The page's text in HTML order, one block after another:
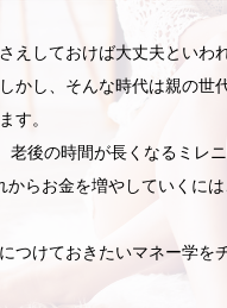
えしておけば大丈夫といわ
かし、そんな時代は親の世
す。
老後の時間が長くなるミレ
からお金を増やしていくに
つけておきたいマネー学を